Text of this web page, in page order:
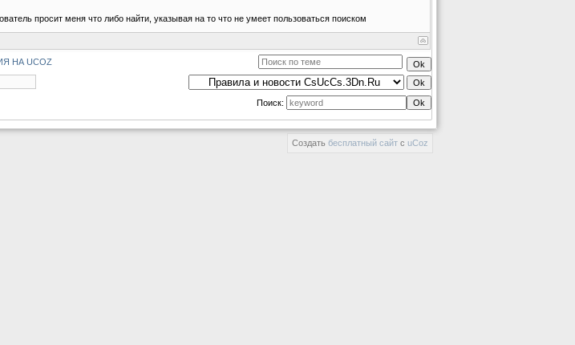
просит меня что либо найти, указывая на то что не умеет пользоваться поиском
НА UCOZ
Поиск:
Создать бесплатный сайт с uCoz